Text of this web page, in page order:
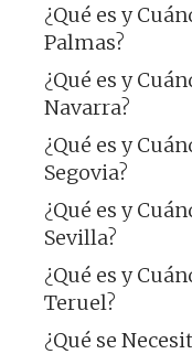
¿Qué es y
Palmas?
¿Qué es y
Navarra?
¿Qué es y
Segovia?
¿Qué es y
Sevilla?
¿Qué es y
Teruel?
¿Qué se